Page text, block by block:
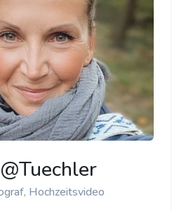
Hochzeitsvideo